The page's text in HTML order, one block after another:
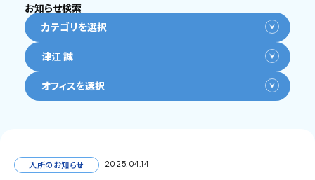
お知らせ検索
カテゴリを選択
津江 誠
オフィスを選択
入所のお知らせ 2025.04.14